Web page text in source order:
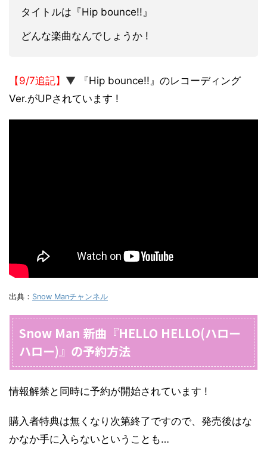
タイトルは『Hip bounce!!』
どんな楽曲なんでしょうか !
【9/7追記】 ▼ 『Hip bounce!!』のレコーディング
Ver.がUPされています !
出典： Snow Manチャンネル
Snow Man 新曲『HELLO HELLO(ハロー
ハロー)』の予約方法
情報解禁と同時に予約が開始されています !
購入者特典は無くなり次第終了ですので、発売後はな
かなか手に入らないということも…